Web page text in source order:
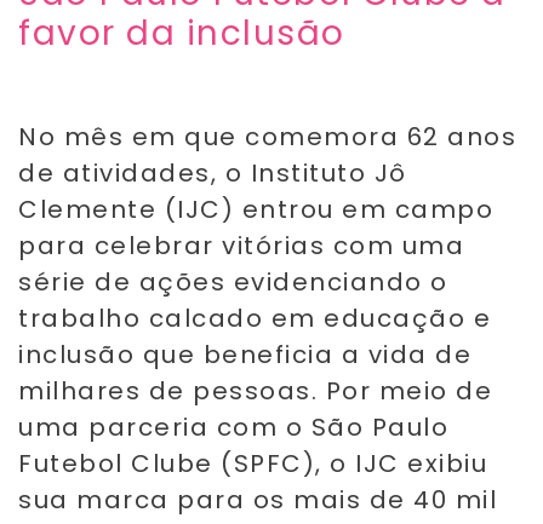
favor da inclusão
No mês em que comemora 62 anos
de atividades, o Instituto Jô
Clemente (IJC) entrou em campo
para celebrar vitórias com uma
série de ações evidenciando o
trabalho calcado em educação e
inclusão que beneficia a vida de
milhares de pessoas. Por meio de
uma parceria com o São Paulo
Futebol Clube (SPFC), o IJC exibiu
sua marca para os mais de 40 mil